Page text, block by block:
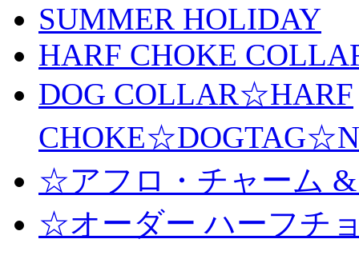
SUMMER HOLIDAY
HARF CHOKE
DOG COLLAR☆HARF
☆アフロ・チャーム
☆オーダー ハーフチ